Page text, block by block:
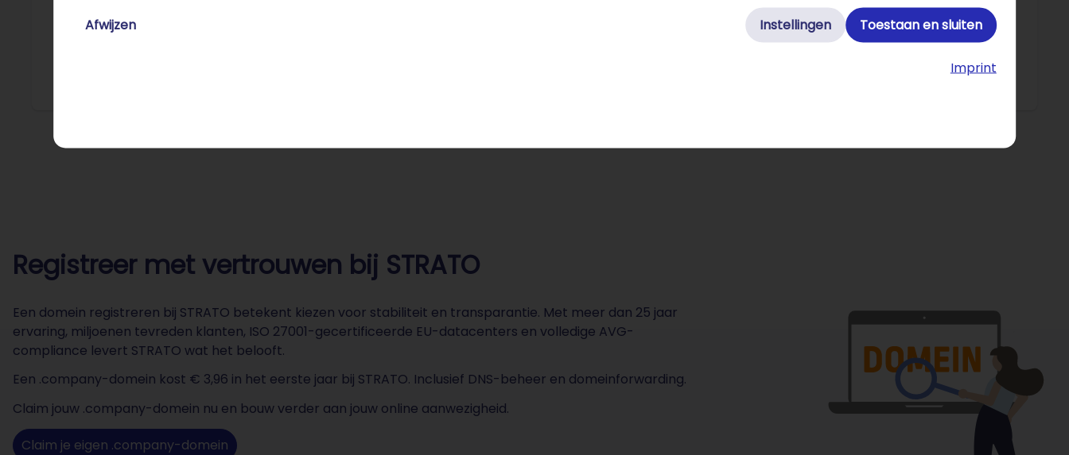
Afwijzen Instellingen Toestaan en sluiten
Imprint
Nederland telt meer dan 2,5 miljoen geregistreerde ondernemingen bij de KvK – een record. Meer dan 1 miljoen zijn
eenmanszaken. De groei van het aantal zzp'ers en kleine ondernemingen heeft de vraag naar betaalbare,
Registreer met vertrouwen bij STRATO
Een domein registreren bij STRATO betekent kiezen voor stabiliteit en transparantie. Met meer dan 25 jaar
ervaring, miljoenen tevreden klanten, ISO 27001-gecertificeerde EU-datacenters en volledige AVG-
compliance levert STRATO wat het belooft.
Een .company-domein kost € 3,96 in het eerste jaar bij STRATO. Inclusief DNS-beheer en domeinforwarding.
Claim jouw .company-domein nu en bouw verder aan jouw online aanwezigheid.
Claim je eigen .company-domein